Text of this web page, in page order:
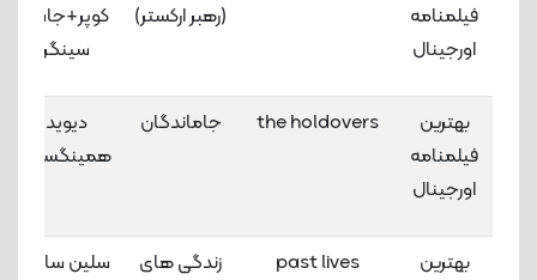
فیلمنامه
اورجینال
(رهبر ارکستر)
کوپر+جاش
سینگر
بهترین
فیلمنامه
اورجینال
the holdovers جاماندگان
دیوید
همینگسون
بهترین past lives زندگی های سلین سانگ